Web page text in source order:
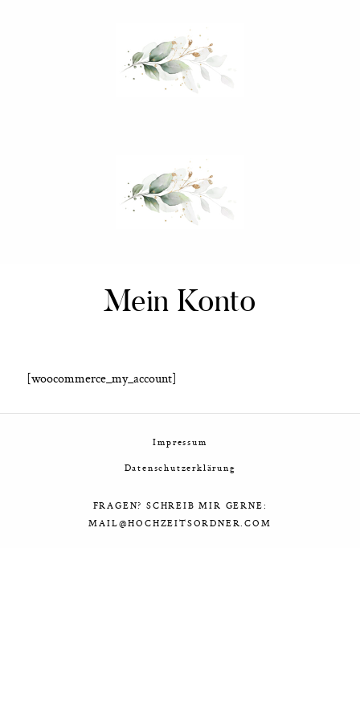
Mein Konto
[woocommerce_my_account]
Impressum
Datenschutzerklärung
FRAGEN? SCHREIB MIR GERNE:
MAIL@HOCHZEITSORDNER.COM
Mein Hochzeitsordner